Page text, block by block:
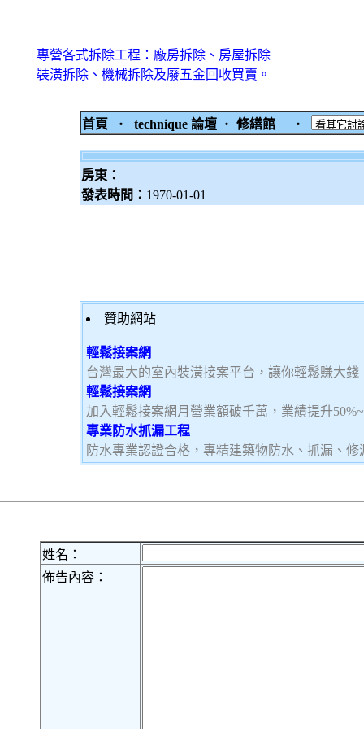
專營各式拆除工程：廠房拆除、房屋拆除
裝潢拆除、機械拆除及廢五金回收買賣。
首頁 ‧ technique 論壇 ‧ 修繕館 ‧
房東：
發表時間： 1970-01-01
贊助網站
輕鬆接案網
台灣最大的室內裝潢接案平台，讓你輕鬆賺大
輕鬆接案網
加入輕鬆接案網月營業額破千萬，業績提升
專業防水抓漏工程
防水專業認證合格，專精建築物防水、抓漏、
姓名：
佈告內容：